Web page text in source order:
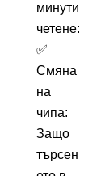
минути
четене:
✅
Смяна
на
чипа:
Защо
търсен